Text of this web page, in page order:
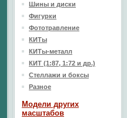
Шины и диски
Фигурки
Фототравление
КИТы
КИТы-металл
КИТ (1:87, 1:72 и др.)
Стеллажи и боксы
Разное
Модели других
масштабов